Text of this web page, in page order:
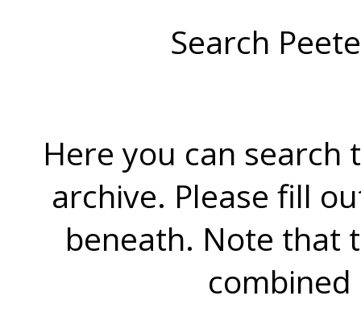
Search
Here you can search
archive. Please fill
beneath. Note that
combined